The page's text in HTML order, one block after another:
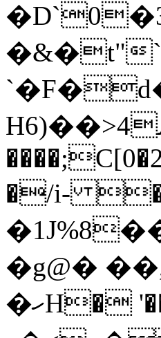
�&�t"
�/i-
�g@�
�ހH� '��:�qAPdO$e�,�$�!